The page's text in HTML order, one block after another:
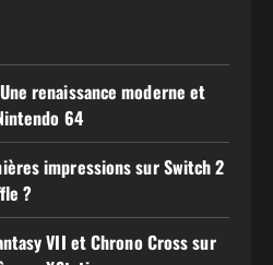
renaissance moderne et
64
impressions sur Switch 2
?
VII et Chrono Cross sur